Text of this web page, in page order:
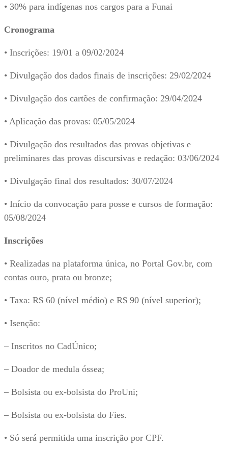
• 30% para indígenas nos cargos para a Funai
Cronograma
• Inscrições: 19/01 a 09/02/2024
• Divulgação dos dados finais de inscrições: 29/02/2024
• Divulgação dos cartões de confirmação: 29/04/2024
• Aplicação das provas: 05/05/2024
• Divulgação dos resultados das provas objetivas e
preliminares das provas discursivas e redação: 03/06/2024
• Divulgação final dos resultados: 30/07/2024
• Início da convocação para posse e cursos de formação:
05/08/2024
Inscr​ições
• Realizadas na plataforma única, no Portal Gov.br, com
contas ouro, prata ou bronze;
• Taxa: R$ 60 (nível médio) e R$ 90 (nível superior);
• Isenção:
– Inscritos no CadÚnico;
– Doador de medula óssea;
– Bolsista ou ex-bolsista do ProUni;
– Bolsista ou ex-bolsista do Fies.
• Só será permitida uma inscrição por CPF.